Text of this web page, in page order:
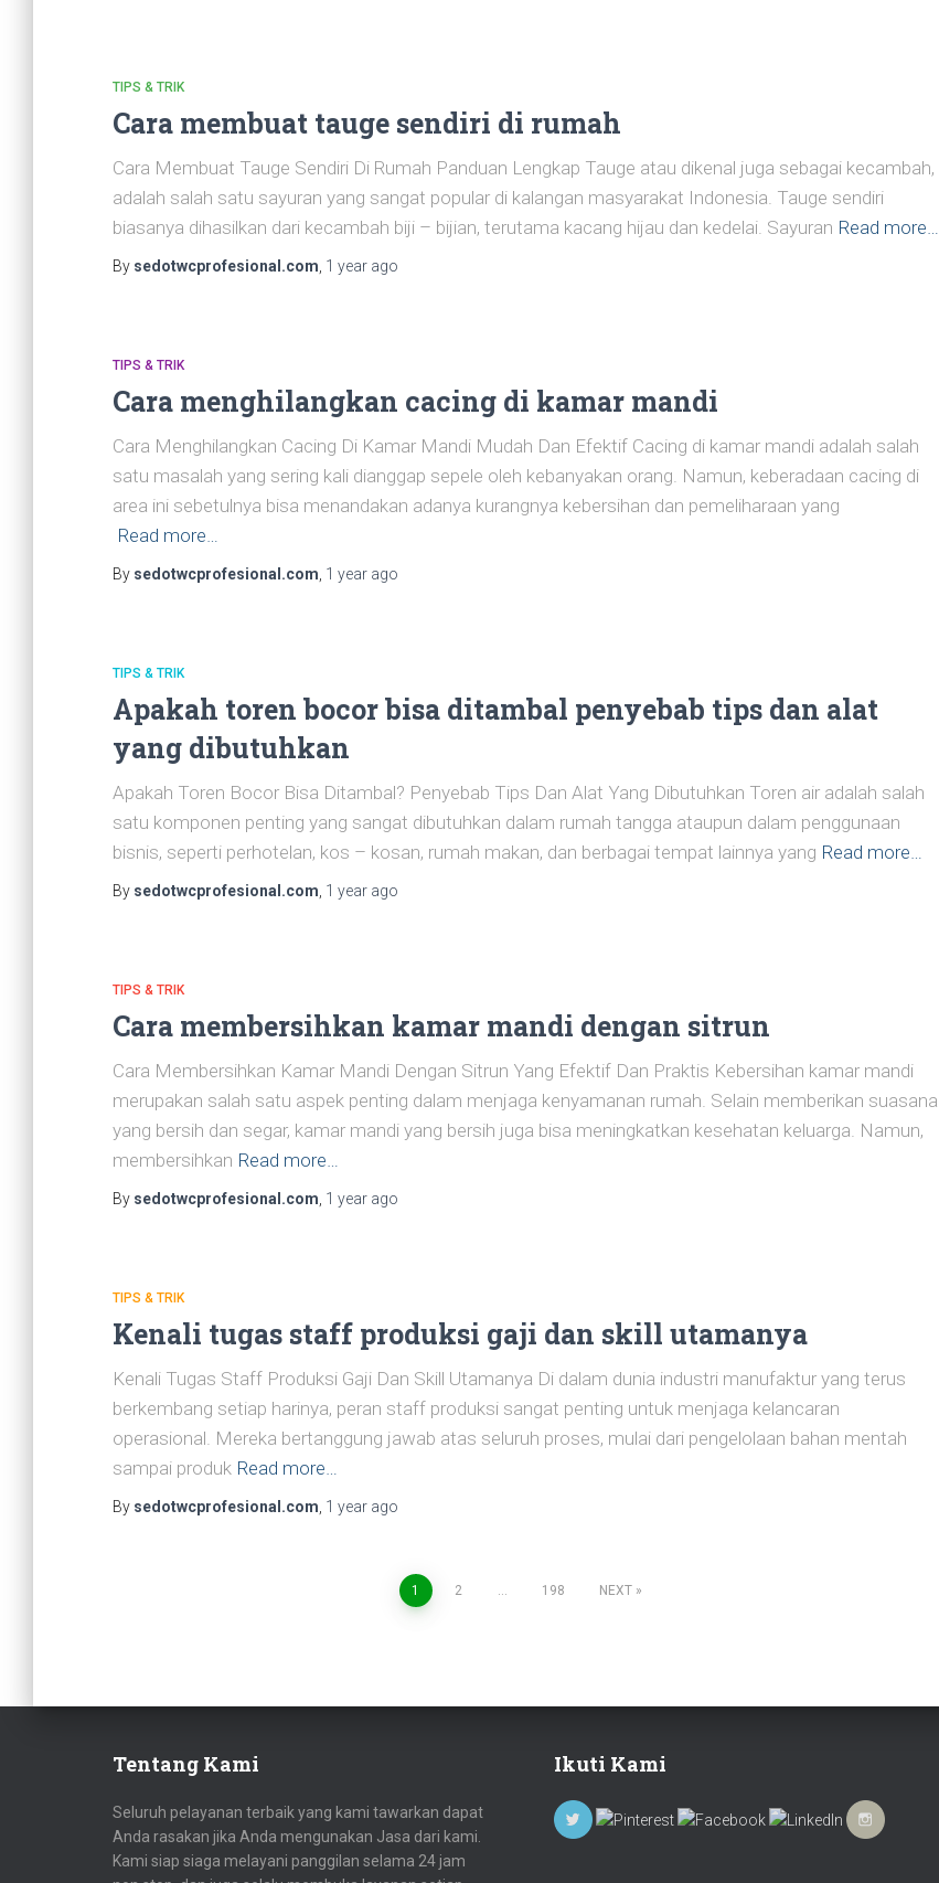
TIPS & TRIK
Cara membuat tauge sendiri di rumah
Cara Membuat Tauge Sendiri Di Rumah Panduan Lengkap Tauge atau dikenal juga sebagai kecambah,
adalah salah satu sayuran yang sangat popular di kalangan masyarakat Indonesia. Tauge sendiri
biasanya dihasilkan dari kecambah biji – bijian, terutama kacang hijau dan kedelai. Sayuran Read more…
By sedotwcprofesional.com 1 year ago
TIPS & TRIK
Cara menghilangkan cacing di kamar mandi
Cara Menghilangkan Cacing Di Kamar Mandi Mudah Dan Efektif Cacing di kamar mandi adalah salah
satu masalah yang sering kali dianggap sepele oleh kebanyakan orang. Namun, keberadaan cacing di
area ini sebetulnya bisa menandakan adanya kurangnya kebersihan dan pemeliharaan yang
Read more…
By sedotwcprofesional.com 1 year ago
TIPS & TRIK
Apakah toren bocor bisa ditambal penyebab tips dan alat
yang dibutuhkan
Apakah Toren Bocor Bisa Ditambal? Penyebab Tips Dan Alat Yang Dibutuhkan Toren air adalah salah
satu komponen penting yang sangat dibutuhkan dalam rumah tangga ataupun dalam penggunaan
bisnis, seperti perhotelan, kos – kosan, rumah makan, dan berbagai tempat lainnya yang Read more…
By sedotwcprofesional.com 1 year ago
TIPS & TRIK
Cara membersihkan kamar mandi dengan sitrun
Cara Membersihkan Kamar Mandi Dengan Sitrun Yang Efektif Dan Praktis Kebersihan kamar mandi
merupakan salah satu aspek penting dalam menjaga kenyamanan rumah. Selain memberikan suasana
yang bersih dan segar, kamar mandi yang bersih juga bisa meningkatkan kesehatan keluarga. Namun,
membersihkan Read more…
By sedotwcprofesional.com 1 year ago
TIPS & TRIK
Kenali tugas staff produksi gaji dan skill utamanya
Kenali Tugas Staff Produksi Gaji Dan Skill Utamanya Di dalam dunia industri manufaktur yang terus
berkembang setiap harinya, peran staff produksi sangat penting untuk menjaga kelancaran
operasional. Mereka bertanggung jawab atas seluruh proses, mulai dari pengelolaan bahan mentah
sampai produk Read more…
By sedotwcprofesional.com 1 year ago
1 2 … 198 NEXT
Tentang Kami
Seluruh pelayanan terbaik yang kami tawarkan dapat
Anda rasakan jika Anda mengunakan Jasa dari kami.
Kami siap siaga melayani panggilan selama 24 jam
Ikuti Kami